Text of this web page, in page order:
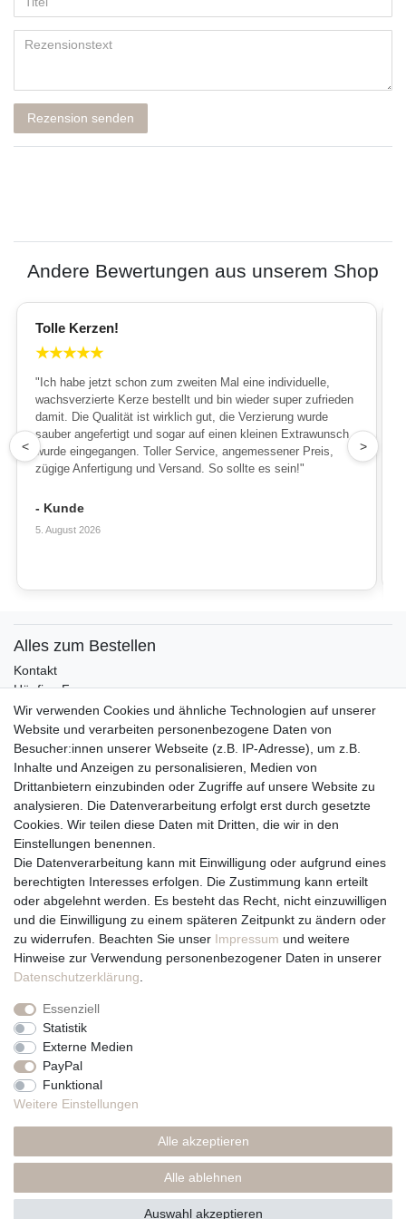
Rezension senden
Andere Bewertungen aus unserem Shop
Tolle Kerzen!
★★★★★
"Ich habe jetzt schon zum zweiten Mal eine individuelle,
wachsverzierte Kerze bestellt und bin wieder super zufrieden
damit. Die Qualität ist wirklich gut, die Verzierung wurde
sauber angefertigt und sogar auf einen kleinen Extrawunsch
wurde eingegangen. Toller Service, angemessener Preis,
zügige Anfertigung und Versand. So sollte es sein!"
- Kunde
5. August 2026
< >
Alles zum Bestellen
Kontakt
Häufige Fragen
Zahlungsmöglichkeiten
Versandbedingungen
Widerrufsrecht
Vertrag widerrufen
Über uns und unsere Kerzen
Team
Unternehmen / Philosophie
Kerzenpflege und Abbrennhinweise
Unsere Kerzenlieferanten
Du erreichst uns von
Montag bis Freitag 10 bis 17 Uhr
Telefonisch und per Whatsapp
erreichst Du uns unter:
+49 561 287 907 84
Rechtliches
Impressum
Datenschutzerklärung
* Preise inkl. MwSt., zzgl. Versand(DE)
Wir verwenden Cookies und ähnliche Technologien auf unserer
Website und verarbeiten personenbezogene Daten von
Besucher:innen unserer Webseite (z.B. IP-Adresse), um z.B.
Inhalte und Anzeigen zu personalisieren, Medien von
Drittanbietern einzubinden oder Zugriffe auf unsere Website zu
analysieren. Die Datenverarbeitung erfolgt erst durch gesetzte
Cookies. Wir teilen diese Daten mit Dritten, die wir in den
Einstellungen benennen.
Die Datenverarbeitung kann mit Einwilligung oder aufgrund eines
berechtigten Interesses erfolgen. Die Zustimmung kann erteilt
oder abgelehnt werden. Es besteht das Recht, nicht einzuwilligen
und die Einwilligung zu einem späteren Zeitpunkt zu ändern oder
zu widerrufen. Beachten Sie unser Impressum und weitere
Hinweise zur Verwendung personenbezogener Daten in unserer
Daten­schutz­erklärung
Essenziell
Statistik
Externe Medien
PayPal
Funktional
Weitere Einstellungen
Alle akzeptieren
Alle ablehnen
Auswahl akzeptieren